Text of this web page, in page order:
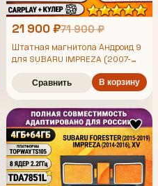
21 900 ₽71 900 ₽
Штатная магнитола Андроид 9
для SUBARU IMPREZA (2007-
4/64гб, DSP, Topway TS105,
беспроводной CarPlay и Android
Auto, GPS и ГЛОНАСС
Сравнить В корзину